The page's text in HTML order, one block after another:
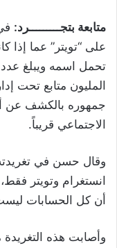
متابعة بتجـــــــــرد:
على “تويتر” عما
تحمل اسمه ويبلغ عدد
المليون متابع تحت
جمهوره بالكشف عن
الاجتماعي قريباً.
وقال حسن في
انستغرام وتويتر فقط،
أن كل الحسابات
وأصابت هذه التغريدة